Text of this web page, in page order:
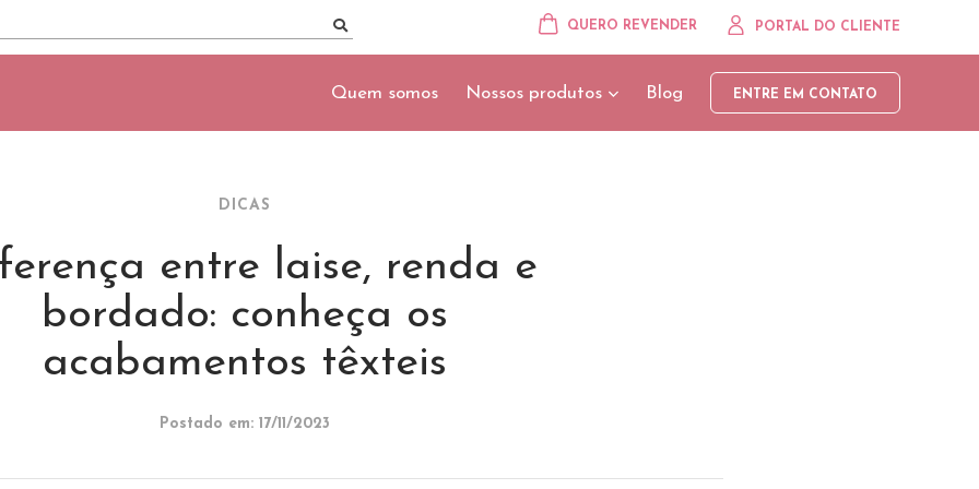
QUERO REVENDER PORTAL DO CLIENTE
Quem somos Nossos produtos Blog ENTRE EM CONTATO
DICAS
entre laise, renda e
bordado: conheça os
acabamentos têxteis
Postado em: 17/11/2023